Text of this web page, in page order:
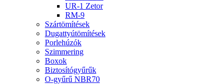
UR-1 Zetor
RM-9
Szártömítések
Dugattyútömítések
Porlehúzók
Szimmering
Boxok
Biztosítógyűrűk
O-gyűrű NBR70